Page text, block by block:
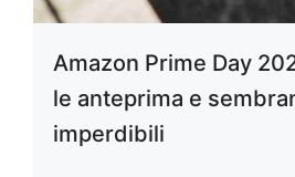
Amazon Prime Day
le anteprima e
imperdibili